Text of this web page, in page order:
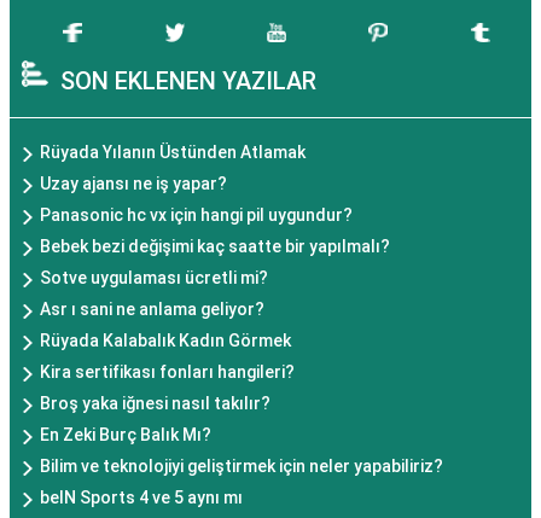
SON EKLENEN YAZILAR
Rüyada Yılanın Üstünden Atlamak
Uzay ajansı ne iş yapar?
Panasonic hc vx için hangi pil uygundur?
Bebek bezi değişimi kaç saatte bir yapılmalı?
Sotve uygulaması ücretli mi?
Asr ı sani ne anlama geliyor?
Rüyada Kalabalık Kadın Görmek
Kira sertifikası fonları hangileri?
Broş yaka iğnesi nasıl takılır?
En Zeki Burç Balık Mı?
Bilim ve teknolojiyi geliştirmek için neler yapabiliriz?
beIN Sports 4 ve 5 aynı mı